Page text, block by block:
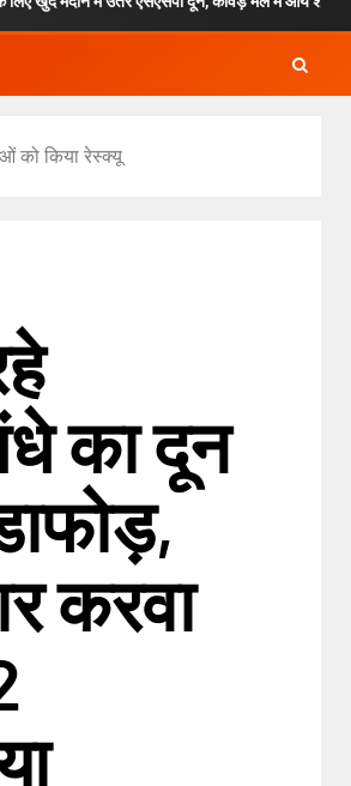
को किया रेस्क्यू
का दून
करवा